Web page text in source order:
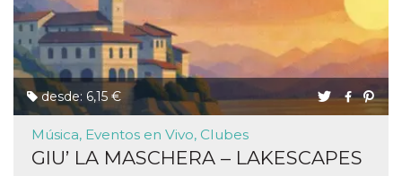
desde: 6,15 €
Música, Eventos en Vivo, Clubes
GIU’ LA MASCHERA – LAKESCAPES